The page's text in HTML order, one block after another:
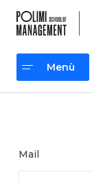
contenuto
Menù
Mail